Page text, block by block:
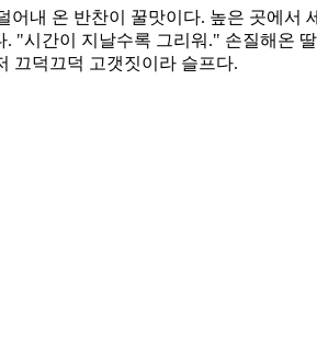
내 온 반찬이 꿀맛이다. 높은 곳에
"시간이 지날수록 그리워." 손질해온
끄덕끄덕 고갯짓이라 슬프다.